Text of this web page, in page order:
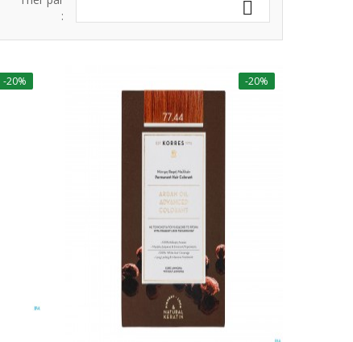
:

-20% -20%